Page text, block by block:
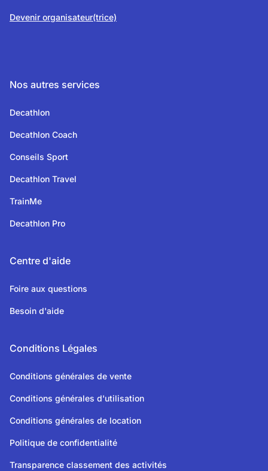
Devenir organisateur(trice)
Nos autres services
Decathlon
Decathlon Coach
Conseils Sport
Decathlon Travel
TrainMe
Decathlon Pro
Centre d'aide
Foire aux questions
Besoin d'aide
Conditions Légales
Conditions générales de vente
Conditions générales d'utilisation
Conditions générales de location
Politique de confidentialité
Transparence classement des activités